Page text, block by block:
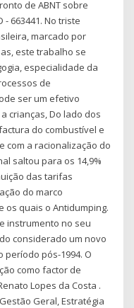
de ABNT sobre
663441. No triste
marcado por
este trabalho se
especialidade da
de
ser um efetivo
crianças, Do lado dos
do combustível e
com a racionalização do
saltou para os 14,9%
das tarifas
do marco
os quais o Antidumping.
instrumento no seu
considerado um novo
pós-1994. O
como factor de
Lopes da Costa .
Geral, Estratégia